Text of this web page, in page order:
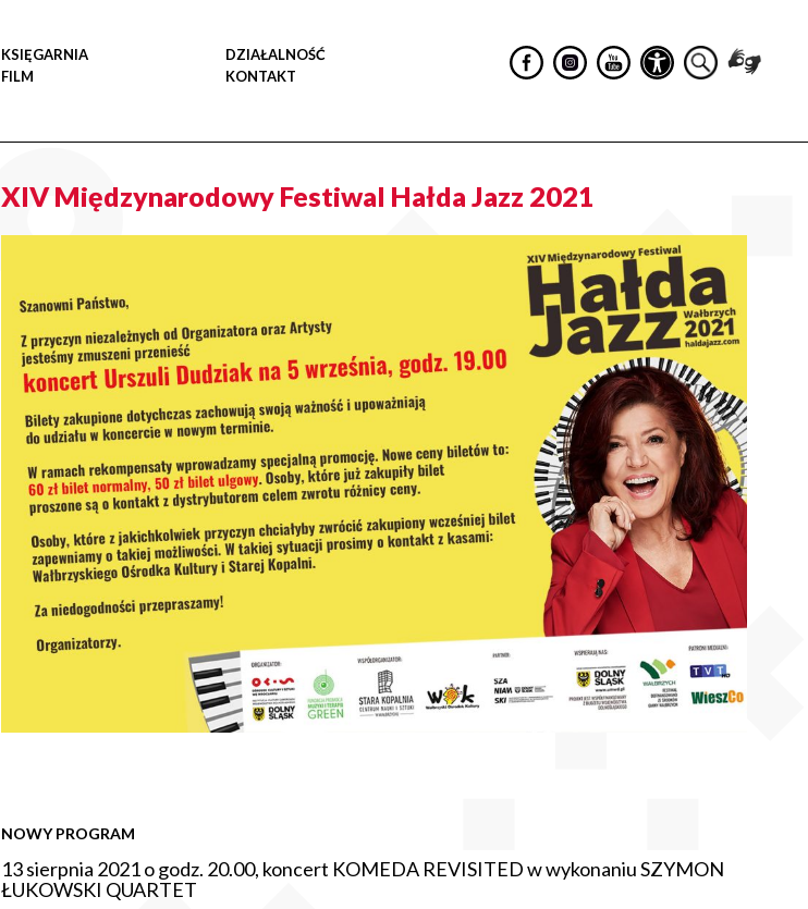
KSIĘGARNIA
FILM
DZIAŁALNOŚĆ
KONTAKT
XIV Międzynarodowy Festiwal Hałda Jazz 2021
NOWY PROGRAM
13 sierpnia 2021 o godz. 20.00, koncert KOMEDA REVISITED w wykonaniu SZYMON
ŁUKOWSKI QUARTET